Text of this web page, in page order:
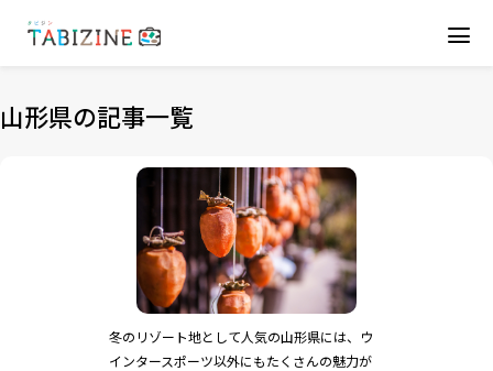
山形県の記事一覧
冬のリゾート地として人気の山形県には、ウ
インタースポーツ以外にもたくさんの魅力が